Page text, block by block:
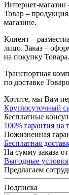
Интернет-
Товар –
магазине.
Клиент –
лицо. Заказ –
на покупку Товара.
Транспортная
по доставке
Хотите, мы Вам
Круглосуточный
Бесплатные
100% гарантия на
Пожизненная
Бесплатная
На сумму заказа
Выгодные условия
Предлагаем
Подписка